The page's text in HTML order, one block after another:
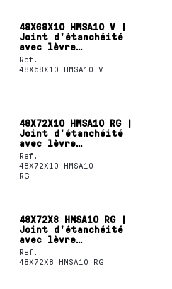
48X68X10 HMSA10 V |
Joint d'étanchéité
avec lèvre
d'étanchéité unique
SKF
Ref.
48X68X10 HMSA10 V
48X72X10 HMSA10 RG |
Joint d'étanchéité
avec lèvre
d'étanchéité unique
SKF
Ref.
48X72X10 HMSA10
RG
48X72X8 HMSA10 RG |
Joint d'étanchéité
avec lèvre
d'étanchéité unique
SKF
Ref.
48X72X8 HMSA10 RG